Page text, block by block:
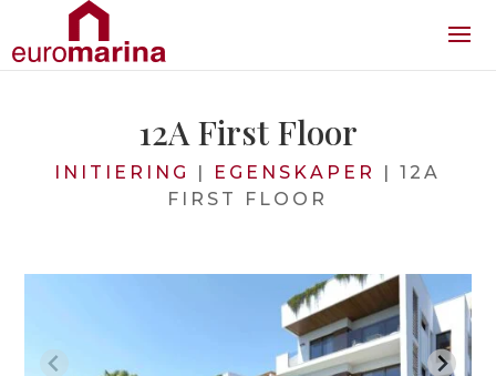
12A First Floor
INITIERING | EGENSKAPER |12A
FIRST FLOOR